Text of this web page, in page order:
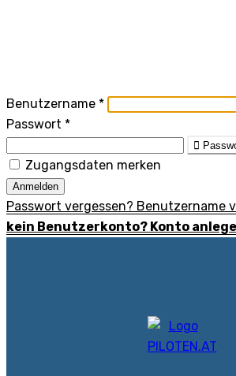
Benutzername *
Passwort *
Zugangsdaten merken
Anmelden
Passwort vergessen? Benutzername
kein Benutzerkonto? Konto